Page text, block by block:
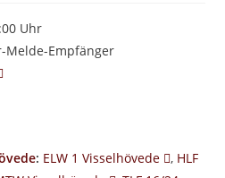
Uhr
Melde-Empfänger
: ELW 1 Visselhövede , HLF